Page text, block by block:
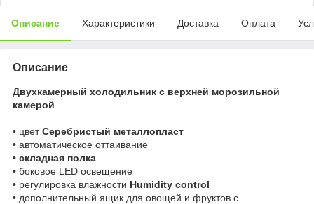
Описание Характеристики Доставка Оплата
Описание
Двухкамерный холодильник с верхней морозильной
камерой
• цветСеребристый металлопласт
• автоматическое оттаивание
• складная полка
• боковое LED освещение
• регулировка влажности Humidity control
• дополнительный ящик для овощей и фруктов с